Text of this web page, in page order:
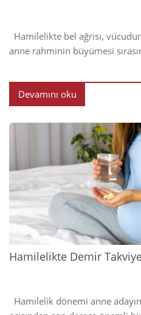
Hamilelikte bel ağrısı,
anne rahminin büyümesi
Devamını oku
Hamilelikte Demir
Hamilelik dönemi anne